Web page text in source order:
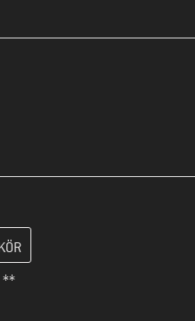
skapa ditt kundkonto i nästa
**